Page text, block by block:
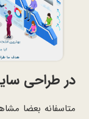
در طراحی
متاسفانه بعضا